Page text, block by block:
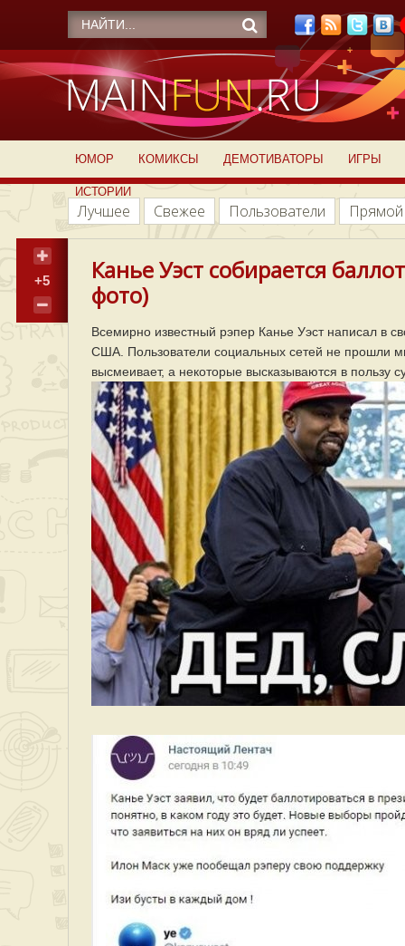
ЮМОР КОМИКСЫ ДЕМОТИВАТОРЫ ИГРЫ
ИСТОРИИ
Лучшее Свежее Пользователи
+5
Канье Уэст собирается
фото)
Всемирно известный рэпер Канье Уэст написал в
США. Пользователи социальных сетей не прошли
высмеивает, а некоторые высказываются в пользу